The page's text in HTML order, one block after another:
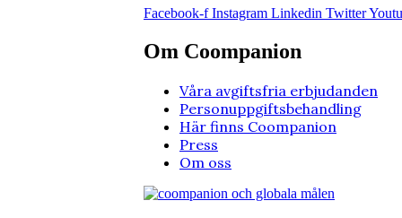
Facebook-f Instagram Linkedin Twitter
Om Coompanion
Våra avgiftsfria erbjudanden
Personuppgiftsbehandling
Här finns Coompanion
Press
Om oss